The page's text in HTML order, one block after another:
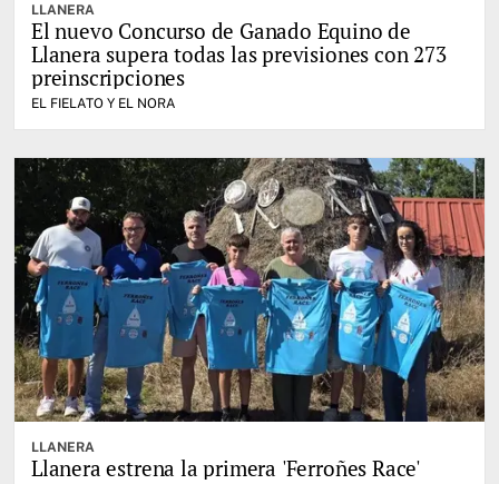
LLANERA
El nuevo Concurso de Ganado Equino de
Llanera supera todas las previsiones con 273
preinscripciones
EL FIELATO Y EL NORA
LLANERA
Llanera estrena la primera 'Ferroñes Race'